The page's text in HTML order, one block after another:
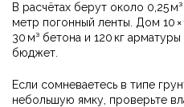
В расчётах берут около 0,25
метр погонный ленты. Дом 10
30 м³ бетона и 120 кг
бюджет.
Если сомневаетесь в типе
небольшую ямку, проверьте